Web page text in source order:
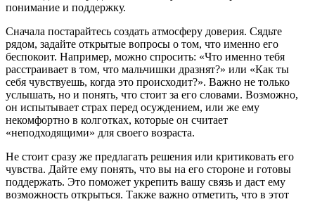
понимание и поддержку.
Сначала постарайтесь создать атмосферу доверия. Сядьте
рядом, задайте открытые вопросы о том, что именно его
беспокоит. Например, можно спросить: «Что именно тебя
расстраивает в том, что мальчишки дразнят?» или «Как ты
себя чувствуешь, когда это происходит?». Важно не только
услышать, но и понять, что стоит за его словами. Возможно,
он испытывает страх перед осуждением, или же ему
некомфортно в колготках, которые он считает
«неподходящими» для своего возраста.
Не стоит сразу же предлагать решения или критиковать его
чувства. Дайте ему понять, что вы на его стороне и готовы
поддержать. Это поможет укрепить вашу связь и даст ему
возможность открыться. Также важно отметить, что в этот